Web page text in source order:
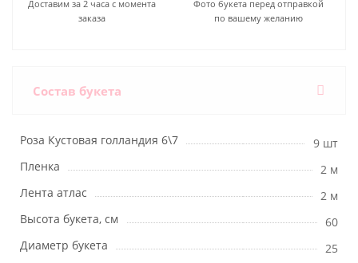
Доставим за 2 часа с момента
заказа
Фото букета перед отправкой
по вашему желанию
Состав букета
Роза Кустовая голландия 6\7
9 шт
Пленка
2 м
Лента атлас
2 м
Высота букета, см
60
Диаметр букета
25